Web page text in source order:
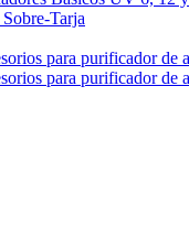
Tarja
para purificador de
para purificador de